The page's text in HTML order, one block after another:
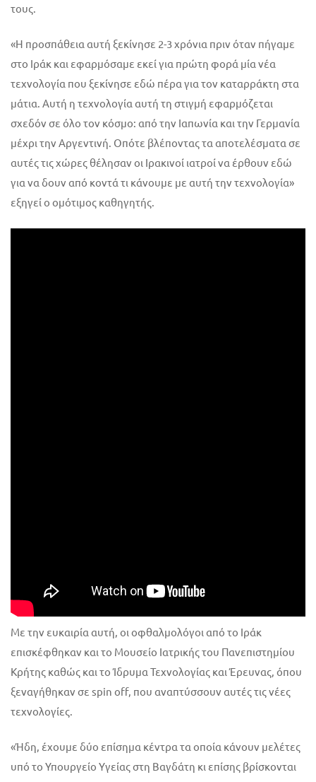
τους.
«Η προσπάθεια αυτή ξεκίνησε 2-3 χρόνια πριν όταν πήγαμε
στο Ιράκ και εφαρμόσαμε εκεί για πρώτη φορά μία νέα
τεχνολογία που ξεκίνησε εδώ πέρα για τον καταρράκτη στα
μάτια. Αυτή η τεχνολογία αυτή τη στιγμή εφαρμόζεται
σχεδόν σε όλο τον κόσμο: από την Ιαπωνία και την Γερμανία
μέχρι την Αργεντινή. Οπότε βλέποντας τα αποτελέσματα σε
αυτές τις χώρες θέλησαν οι Ιρακινοί ιατροί να έρθουν εδώ
για να δουν από κοντά τι κάνουμε με αυτή την τεχνολογία»
εξηγεί ο ομότιμος καθηγητής.
Με την ευκαιρία αυτή, οι οφθαλμολόγοι από το Ιράκ
επισκέφθηκαν και το Μουσείο Ιατρικής του Πανεπιστημίου
Κρήτης καθώς και το Ίδρυμα Τεχνολογίας και Έρευνας, όπου
ξεναγήθηκαν σε spin off, που αναπτύσσουν αυτές τις νέες
τεχνολογίες.
«Ήδη, έχουμε δύο επίσημα κέντρα τα οποία κάνουν μελέτες
υπό το Υπουργείο Υγείας στη Βαγδάτη κι επίσης βρίσκονται